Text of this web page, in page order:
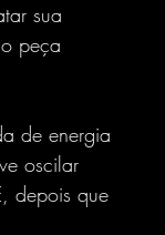
sua
peça
de energia
oscilar
depois que